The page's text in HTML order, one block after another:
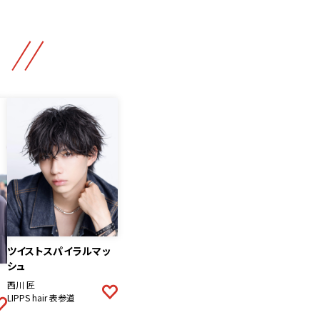
ツイストスパイラルマッ
シュ
西川 匠
LIPPS hair 表参道